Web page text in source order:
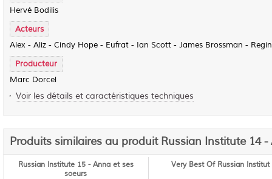
Hervé Bodilis
Acteurs
Alex - Aliz - Cindy Hope - Eufrat - Ian Scott - James Brossman -
Producteur
Marc Dorcel
Voir les détails et caractéristiques techniques
Produits similaires au produit Russian Institute 14 -
Russian Institute 15 - Anna et ses
soeurs
Very Best Of Russian Institut